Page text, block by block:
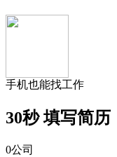
手机也能找工作
30秒填写简历
0公司